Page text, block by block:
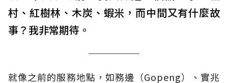
村、紅樹林、木炭、蝦米，而中間又有什麼故
事？我非常期待。
就像之前的服務地點，如務邊（Gopeng）、實兆